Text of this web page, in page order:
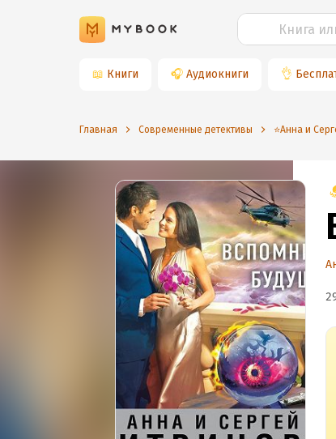
📖 Книги 🎧 Аудиокниги 👌
Главная Современные детективы ⭐️Анна и